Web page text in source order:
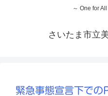
～ One for
さいたま市立
緊急事態宣言下での